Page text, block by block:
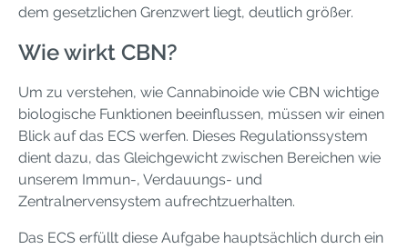
dem gesetzlichen Grenzwert liegt, deutlich größer.
Wie wirkt CBN?
Um zu verstehen, wie Cannabinoide wie CBN wichtige
biologische Funktionen beeinflussen, müssen wir einen
Blick auf das ECS werfen. Dieses Regulationssystem
dient dazu, das Gleichgewicht zwischen Bereichen wie
unserem Immun-, Verdauungs- und
Zentralnervensystem aufrechtzuerhalten.
Das ECS erfüllt diese Aufgabe hauptsächlich durch ein